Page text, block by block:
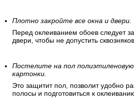
Плотно закройте все окна и двери.
Перед оклеиванием обоев следует
двери, чтобы не допустить
Постелите на пол полиэтиленовую
картонки.
Это защитит пол, позволит удобно
полосы и подготовиться к